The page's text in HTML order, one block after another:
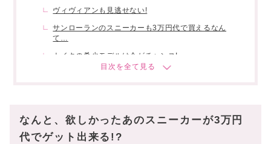
ヴィヴィアンも見逃せない!
サンローランのスニーカーも3万円代で買えるなん
て…
ナイキの希少モデルは今がチャンス!
【番外編】ライター”イチ押し”のブランドはこちら↓
なんと、欲しかったあのスニーカーが3万円
代でゲット出来る!?